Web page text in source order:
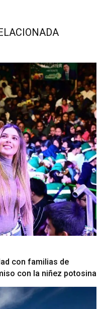
con familias de
con la niñez potosina